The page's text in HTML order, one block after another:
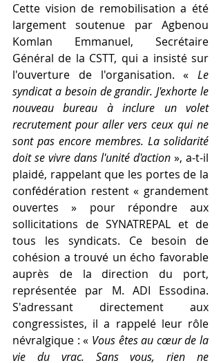
Cette vision de remobilisation a été
largement soutenue par Agbenou
Komlan Emmanuel, Secrétaire
Général de la CSTT, qui a insisté sur
l'ouverture de l'organisation. « Le
syndicat a besoin de grandir. J'exhorte le
nouveau bureau à inclure un volet
recrutement pour aller vers ceux qui ne
sont pas encore membres. La solidarité
doit se vivre dans l'unité d'action », a-t-il
plaidé, rappelant que les portes de la
confédération restent « grandement
ouvertes » pour répondre aux
sollicitations de SYNATREPAL et de
tous les syndicats. Ce besoin de
cohésion a trouvé un écho favorable
auprès de la direction du port,
représentée par M. ADI Essodina.
S'adressant directement aux
congressistes, il a rappelé leur rôle
névralgique : « Vous êtes au cœur de la
vie du vrac. Sans vous, rien ne